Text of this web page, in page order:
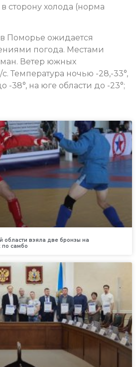
сторону холода (норма
в Поморье ожидается
погода. Местами
Ветер южных
Температура ночью -28,-33°,
-38°, на юге области до -23°;
области взяла две бронзы на
по самбо